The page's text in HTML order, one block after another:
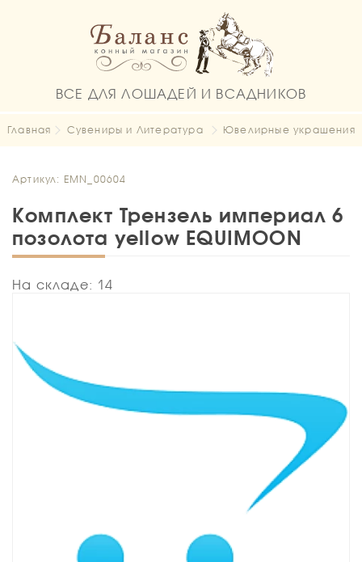
ВСЕ ДЛЯ ЛОШАДЕЙ И ВСАДНИКОВ
Главная Сувениры и Литература Ювелирные украшения
Артикул: EMN_00604
Комплект Трензель империал 6
позолота yellow EQUIMOON
На складе: 14